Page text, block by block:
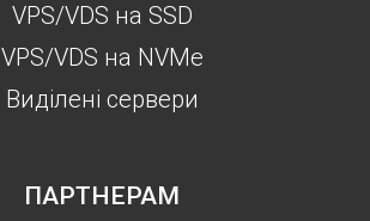
VPS/VDS на SSD
VPS/VDS на NVMe
Виділені сервери
ПАРТНЕРАМ